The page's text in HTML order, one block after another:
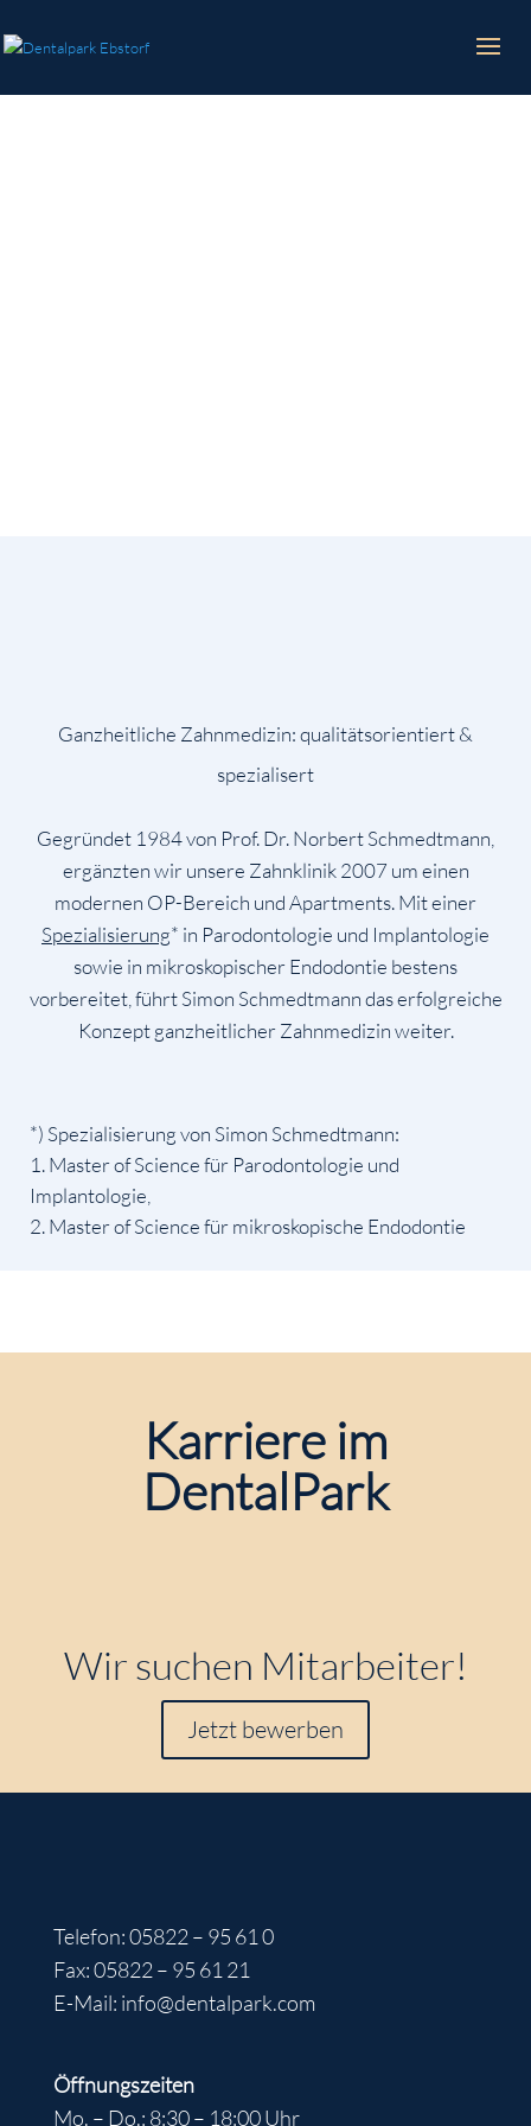
Ganzheitliche Zahnmedizin: qualitätsorientiert &
spezialisert
Gegründet 1984 von Prof. Dr. Norbert Schmedtmann,
ergänzten wir unsere Zahnklinik 2007 um einen
modernen OP-Bereich und Apartments. Mit einer
Spezialisierung* in Parodontologie und Implantologie
sowie in mikroskopischer Endodontie bestens
vorbereitet, führt Simon Schmedtmann das erfolgreiche
Konzept ganzheitlicher Zahnmedizin weiter.
*) Spezialisierung von Simon Schmedtmann:
Master of Science für Parodontologie und
Implantologie,
Master of Science für mikroskopische Endodontie
Karriere im
DentalPark
Wir suchen Mitarbeiter!
Jetzt bewerben
Telefon: 05822 – 95 61 0
Fax: 05822 – 95 61 21
E-Mail: info@dentalpark.com
Öffnungszeiten
Mo. – Do.: 8:30 – 18:00 Uhr